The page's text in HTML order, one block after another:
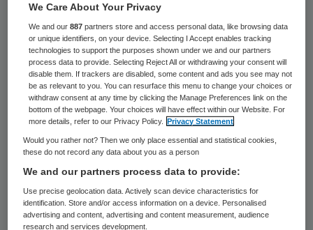
Deregiokrant stelt dat de SP het
zwartboek zal verspreiden onder 25.000
huishoudens in de Zutphen. Eerder opende
de SP een meldpunt, waar burgers hun
klachten over de thuiszorg kwijt konden.
Die klachten zijn nu gebundeld in het
zwartboek. De SP reageert met het
zwartboek op de
aanbestedingsprocedures. De SP spreekt
van een ’thuiszorgfiasco’.
We Care About Your Privacy
We and our887 partners store and access personal data, like browsing data
or unique identifiers, on your device. Selecting I Accept enables tracking
technologies to support the purposes shown under we and our partners
process data to provide. Selecting Reject All or withdrawing your consent will
disable them. If trackers are disabled, some content and ads you see may not
be as relevant to you. You can resurface this menu to change your choices or
withdraw consent at any time by clicking the Manage Preferences link on the
bottom of the webpage. Your choices will have effect within our Website. For
more details, refer to our Privacy Policy.
Privacy Statement
Would you rather not? Then we only place essential and statistical cookies,
these do not record any data about you as a person
We and our partners process data to provide:
Use precise geolocation data. Actively scan device characteristics for
identification. Store and/or access information on a device. Personalised
advertising and content, advertising and content measurement, audience
research and services development.